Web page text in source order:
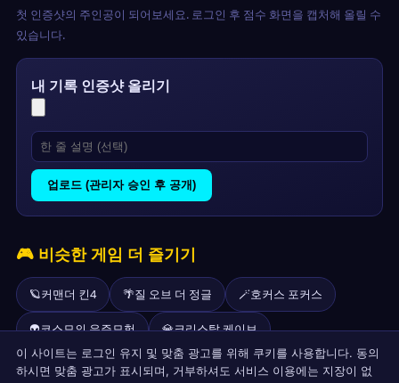
첫 인증샷의 주인공이 되어보세요. 로그인 후 점수 화면을 캡처해 올릴 수
있습니다.
내 기록 인증샷 올리기
업로드 (관리자 승인 후 공개)
🎮 비슷한 게임 더 즐기기
🪐커맨더 킨4 🌴질 오브 더 정글 🪄호커스 포커스
👽코스모의 우주모험 💎크리스탈 케이브
🕵️시크릿 에이전트 🐰재즈 잭래빗 🌌 커맨더 킨1
이 사이트는 로그인 유지 및 맞춤 광고를 위해 쿠키를 사용합니다. 동의
하시면 맞춤 광고가 표시되며, 거부하셔도 서비스 이용에는 지장이 없